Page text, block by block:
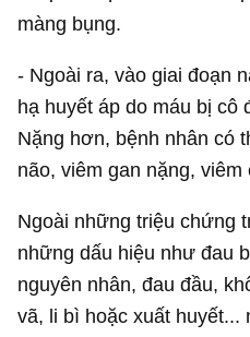
màng bụng.
- Ngoài ra, vào giai đoạn
hạ huyết áp do máu bị cô
Nặng hơn, bệnh nhân có
não, viêm gan nặng, viêm
Ngoài những triệu chứng
những dấu hiệu như đau
nguyên nhân, đau đầu,
vã, li bì hoặc xuất